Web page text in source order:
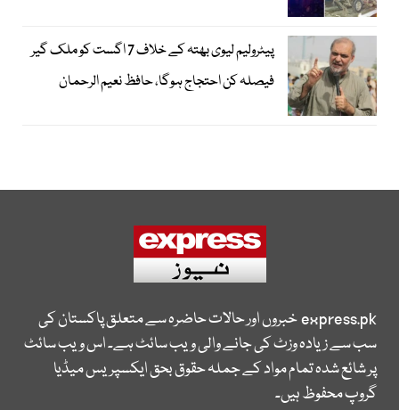
پیٹرولیم لیوی بھتہ کے خلاف 7 اگست کو ملک گیر
فیصلہ کن احتجاج ہوگا، حافظ نعیم الرحمان
express.pkخبروں اور حالات حاضرہ سے متعلق پاکستان کی
سب سے زیادہ وزٹ کی جانے والی ویب سائٹ ہے۔ اس ویب سائٹ
پر شائع شدہ تمام مواد کے جملہ حقوق بحق ایکسپریس میڈیا
گروپ محفوظ ہیں۔